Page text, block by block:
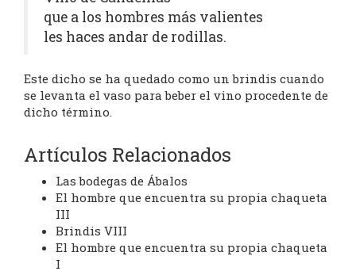
que a los hombres más valientes
les haces andar de rodillas.
Este dicho se ha quedado como un brindis cuando
se levanta el vaso para beber el vino procedente de
dicho término.
Artículos Relacionados
Las bodegas de Ábalos
El hombre que encuentra su propia chaqueta
III
Brindis VIII
El hombre que encuentra su propia chaqueta
I